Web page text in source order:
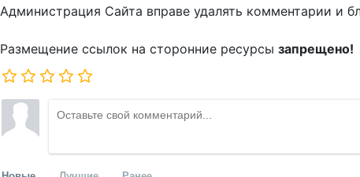
Администрация Сайта вправе удалять комментарии и
Размещение ссылок на сторонние ресурсы запрещено!